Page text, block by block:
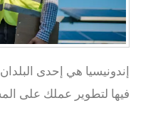
إندونيسيا هي إحدى
فيها لتطوير عملك على